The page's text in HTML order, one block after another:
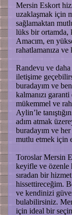
Mersin Eskort
uzaklaşmak için
sağlamaktan
lüks bir ortamda,
Amacım, en
rahatlamanıza ve
Randevu ve
iletişime
buradayım ve
kalmanızı
mükemmel ve
Aylin’le
adım atmak
buradayım ve
mutlu etmek için
Toroslar Mersin
keyifle ve özenle
sıradan bir
hissettireceğim.
ve kendinizi
bulabilirsiniz.
için ideal bir